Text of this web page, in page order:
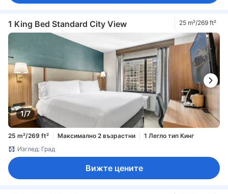
1 King Bed Standard City View 25 m²/269 ft²
1/7
25 m²/269 ft² Максимално 2 възрастни
1 Легло тип Кинг
Изглед: Град
Вижте цените